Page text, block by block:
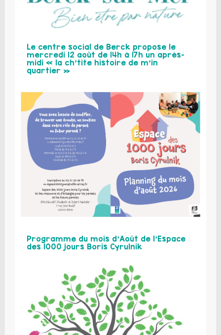
Le centre social de Berck propose le
mercredi 12 août de 14h à 17h un après-
midi « la ch’tite histoire de m’in
quartier »
Programme du mois d’Août de l’Espace
des 1000 jours Boris Cyrulnik